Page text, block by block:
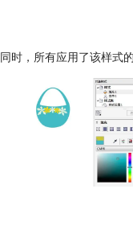
同时，所有应用了该样式